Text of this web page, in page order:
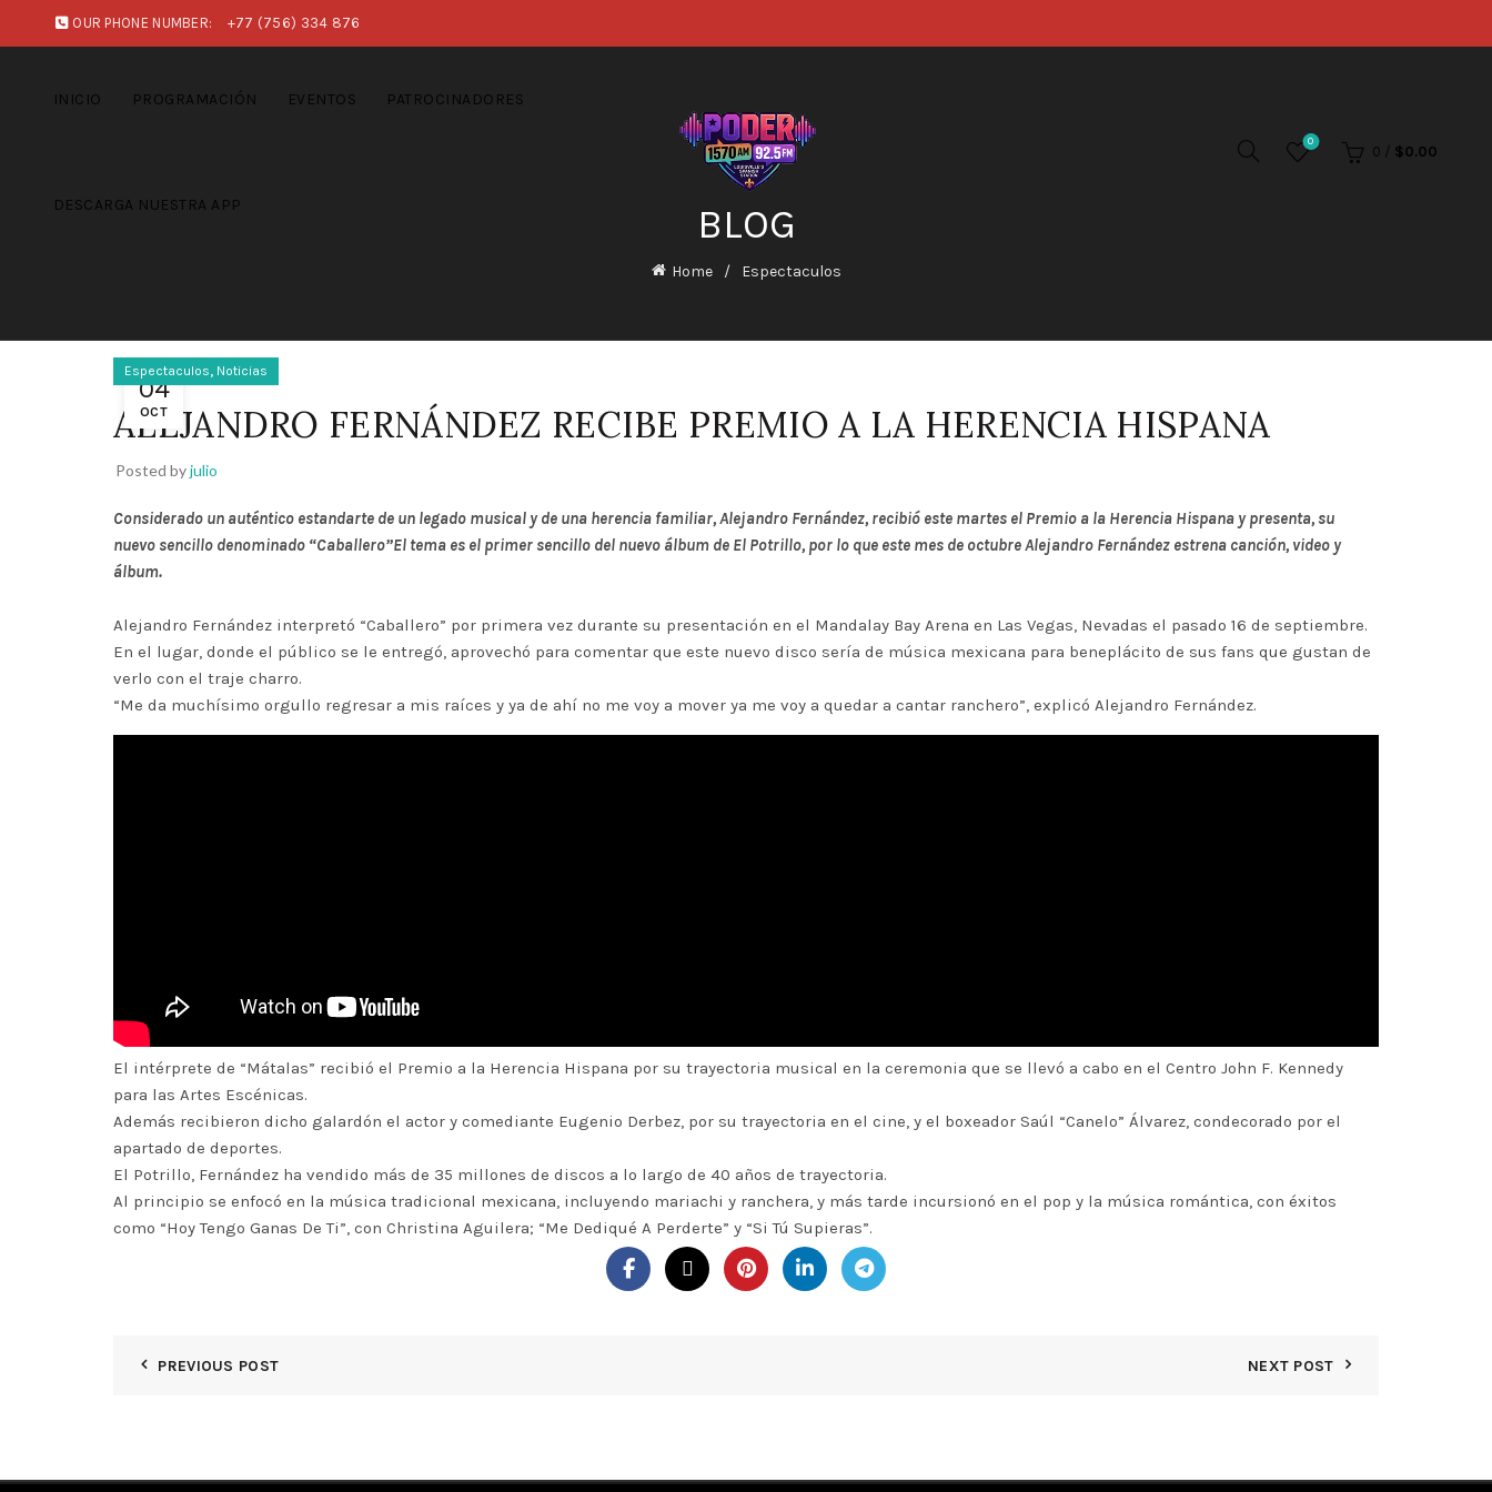
OUR PHONE NUMBER: +77 (756) 334 876
INICIO PROGRAMACIÓN EVENTOS PATROCINADORES
DESCARGA NUESTRA APP
0
0 / $0.00
BLOG
Home Espectaculos
04
OCT
Espectaculos, Noticias
ALEJANDRO FERNÁNDEZ RECIBE PREMIO A LA HERENCIA HISPANA
Posted byjulio
Considerado un auténtico estandarte de un legado musical y de una herencia familiar, Alejandro Fernández, recibió este martes el Premio a la Herencia Hispana y presenta, su
nuevo sencillo denominado “Caballero”El tema es el primer sencillo del nuevo álbum de El Potrillo, por lo que este mes de octubre Alejandro Fernández estrena canción, video y
álbum.
Alejandro Fernández interpretó “Caballero” por primera vez durante su presentación en el Mandalay Bay Arena en Las Vegas, Nevadas el pasado 16 de septiembre.
En el lugar, donde el público se le entregó, aprovechó para comentar que este nuevo disco sería de música mexicana para beneplácito de sus fans que gustan de
verlo con el traje charro.
“Me da muchísimo orgullo regresar a mis raíces y ya de ahí no me voy a mover ya me voy a quedar a cantar ranchero”, explicó Alejandro Fernández.
El intérprete de “Mátalas” recibió el Premio a la Herencia Hispana por su trayectoria musical en la ceremonia que se llevó a cabo en el Centro John F. Kennedy
para las Artes Escénicas.
Además recibieron dicho galardón el actor y comediante Eugenio Derbez, por su trayectoria en el cine, y el boxeador Saúl “Canelo” Álvarez, condecorado por el
apartado de deportes.
El Potrillo, Fernández ha vendido más de 35 millones de discos a lo largo de 40 años de trayectoria.
Al principio se enfocó en la música tradicional mexicana, incluyendo mariachi y ranchera, y más tarde incursionó en el pop y la música romántica, con éxitos
como “Hoy Tengo Ganas De Ti”, con Christina Aguilera; “Me Dediqué A Perderte” y “Si Tú Supieras”.
PREVIOUS POST NEXT POST